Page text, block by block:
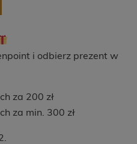
i odbierz prezent w
za 200 zł
za min. 300 zł